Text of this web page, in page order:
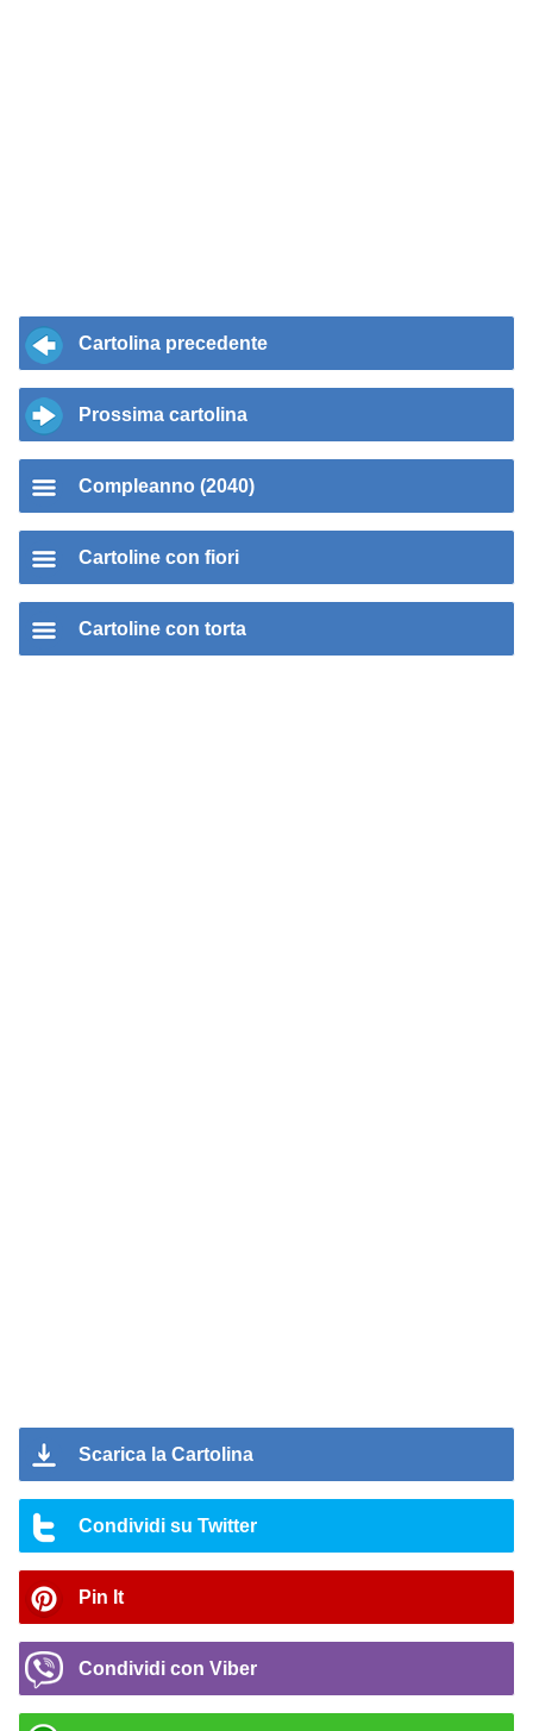
Cartolina precedente
Prossima cartolina
Compleanno (2040)
Cartoline con fiori
Cartoline con torta
Scarica la Cartolina
Condividi su Twitter
Pin It
Condividi con Viber